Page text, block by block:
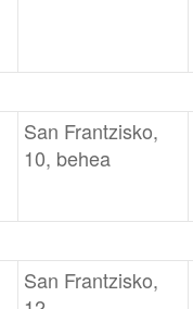
San Frantzisko,
10, behea
San Frantzisko,